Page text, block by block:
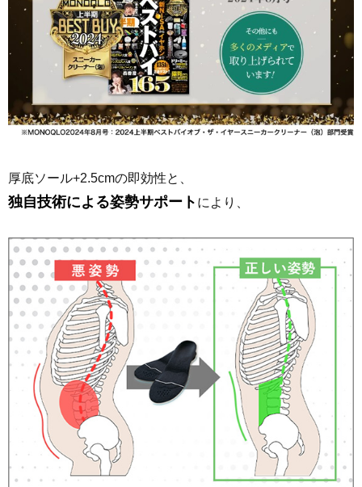
厚底ソール+2.5cmの即効性と、
独自技術による姿勢サポート により、